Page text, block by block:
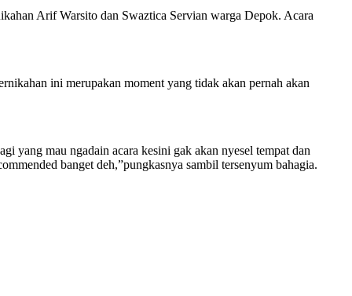
Arif Warsito dan Swaztica Servian warga Depok. Acara
ini merupakan moment yang tidak akan pernah akan
yang mau ngadain acara kesini gak akan nyesel tempat dan
banget deh,”pungkasnya sambil tersenyum bahagia.